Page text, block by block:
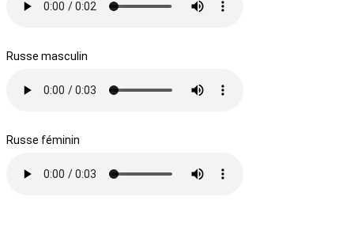
Russe masculin
Russe féminin